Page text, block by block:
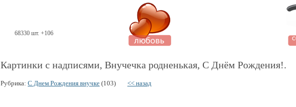
68330 шт. +106
Картинки с надписями, Внучечка родненькая, С Днём Рождения!.
Рубрика: С Днем Рождения внучке (103) << назад